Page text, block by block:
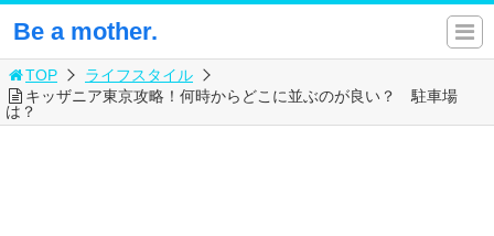
Be a mother.
TOP
ライフスタイル
キッザニア東京攻略！何時からどこに並ぶのが良い？ 駐車場
は？